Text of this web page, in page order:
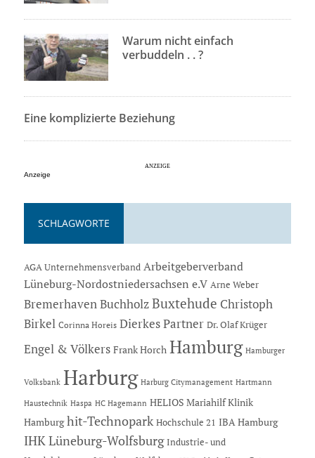
Warum nicht einfach
verbuddeln . . ?
Eine komplizierte Beziehung
Anzeige
SCHLAGWORTE
AGA Unternehmensverband Arbeitgeberverband
Lüneburg-Nordostniedersachsen e.V Arne Weber
Bremerhaven Buchholz Buxtehude Christoph
Birkel Corinna Horeis Dierkes Partner Dr. Olaf Krüger
Engel & Völkers Frank Horch Hamburg Hamburger
Volksbank Harburg Harburg Citymanagement Hartmann
Haustechnik Haspa HC Hagemann HELIOS Mariahilf Klinik
Hamburg hit-Technopark Hochschule 21 IBA Hamburg
IHK Lüneburg-Wolfsburg Industrie- und